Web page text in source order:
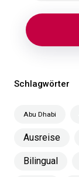
Schlagwörter
Abu Dhabi
Ausreise
Bilingual